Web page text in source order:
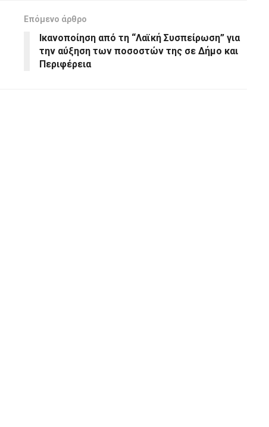
Επόμενο άρθρο
Ικανοποίηση από τη “Λαϊκή Συσπείρωση” για
την αύξηση των ποσοστών της σε Δήμο και
Περιφέρεια